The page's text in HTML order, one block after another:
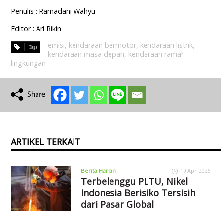
Penulis : Ramadani Wahyu
Editor : Ari Rikin
emisi, kendaraan bermotor, kendaraan listrik,
kendaraan masa depan, kendaraan ramah
lingkungan
ARTIKEL TERKAIT
Berita Harian 19 Apr 2026
Terbelenggu PLTU, Nikel
Indonesia Berisiko Tersisih
dari Pasar Global